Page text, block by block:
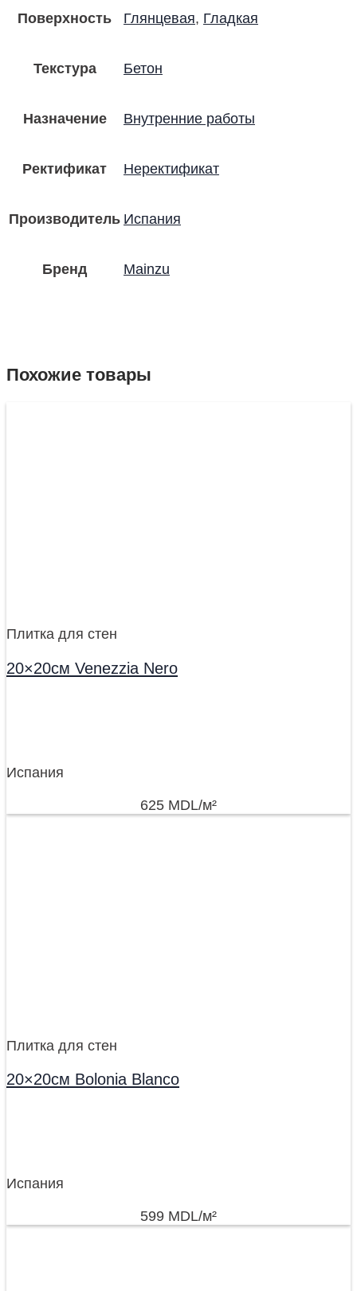
Поверхность Глянцевая, Гладкая
Текстура Бетон
Назначение Внутренние работы
Ректификат Неректификат
Производитель Испания
Бренд Mainzu
Похожие товары
Плитка для стен
20×20см Venezzia Nero
Испания
625 MDL/м²
Плитка для стен
20×20см Bolonia Blanco
Испания
599 MDL/м²